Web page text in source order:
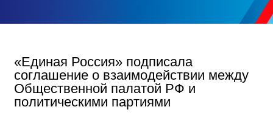
«Единая Россия» подписала
соглашение о взаимодействии между
Общественной палатой РФ и
политическими партиями